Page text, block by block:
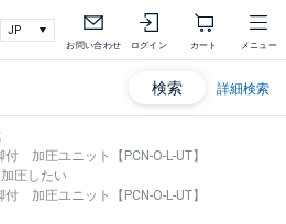
お問い合わせ ログイン カート メニュー
検索 詳細検索
加圧ユニット【PCN-O-L-UT】
加圧したい
加圧ユニット【PCN-O-L-UT】